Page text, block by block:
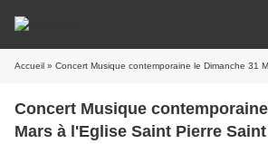
Accueil » Concert Musique contemporaine le Dimanche 31 Mars
Concert Musique
Mars à l'Eglise Saint Pierre Saint